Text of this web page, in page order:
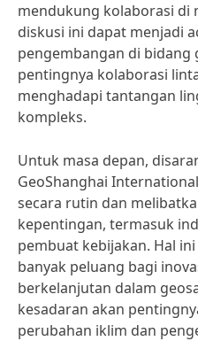
mendukung kolaborasi di
diskusi ini dapat menjadi
pengembangan di bidang
pentingnya kolaborasi
menghadapi tantangan
kompleks.
Untuk masa depan,
GeoShanghai
secara rutin dan
kepentingan, termasuk
pembuat kebijakan. Hal
banyak peluang bagi
berkelanjutan dalam
kesadaran akan
perubahan iklim dan